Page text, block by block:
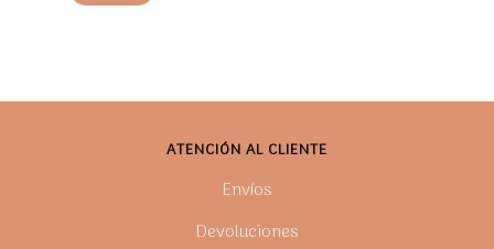
ATENCIÓN AL CLIENTE
Envíos
Devoluciones